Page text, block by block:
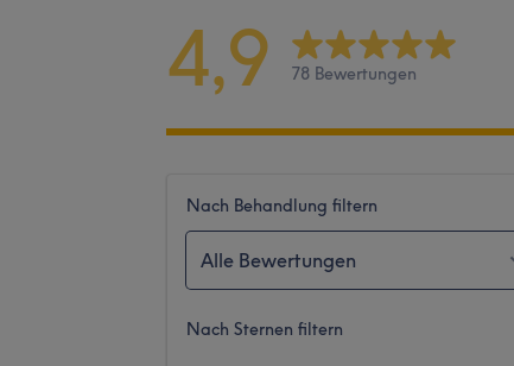
4,9 78 Bewertungen
Nach Behandlung filtern
Alle Bewertungen
Nach Sternen filtern